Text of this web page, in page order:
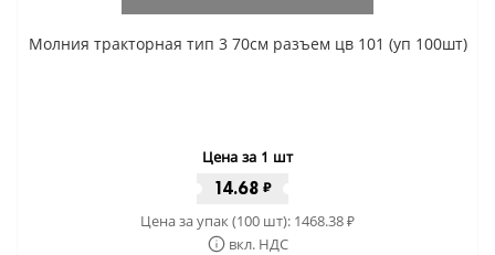
Молния тракторная тип 3 70см разъем цв 101 (уп 100шт)
Цена за 1 шт
14.68 ₽
Цена за упак (100 шт): 1468.38₽
вкл. НДС